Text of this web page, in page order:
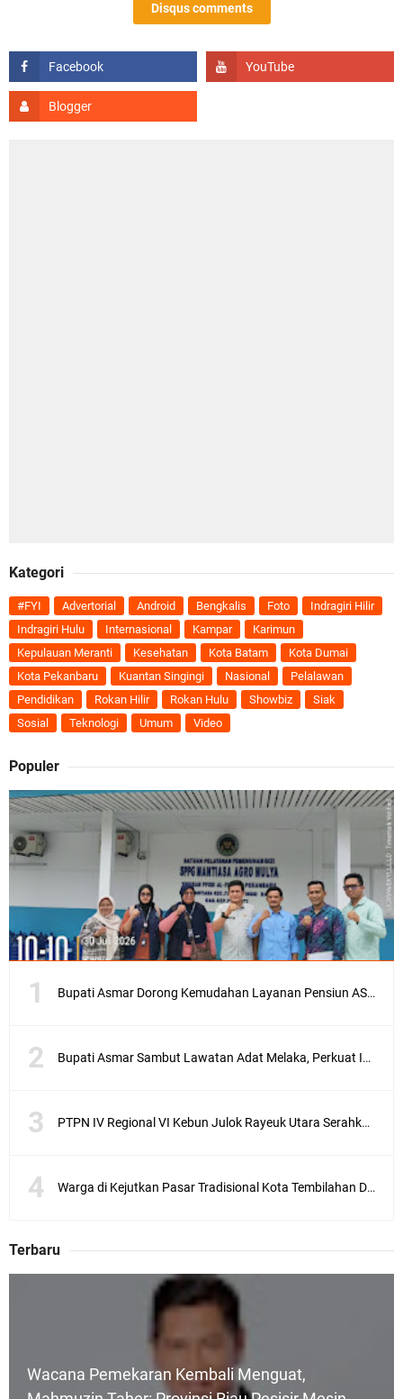
Disqus comments
Kategori
#FYI Advertorial Android Bengkalis Foto
Indragiri Hilir
Indragiri Hulu
Internasional Kampar
Karimun
Kepulauan Meranti
Kesehatan Kota Batam
Kota Dumai
Kota Pekanbaru
Kuantan Singingi Nasional
Pelalawan
Pendidikan
Rokan Hilir Rokan Hulu Showbiz
Siak
Sosial
Teknologi Umum Video
Populer
Bupati Asmar Dorong Kemudahan Layanan Pensiun ASN melalui Sinergi dengan BRK Syariah
Bupati Asmar Sambut Lawatan Adat Melaka, Perkuat Ikatan Serumpun Indonesia–Malaysia di Kepulauan Meranti
PTPN IV Regional VI Kebun Julok Rayeuk Utara Serahkan Bantuan Mesin Genset untuk Dayah Darul Fata
Warga di Kejutkan Pasar Tradisional Kota Tembilahan Dilalap Api Dini Hari
Terbaru
Wacana Pemekaran Kembali Menguat,